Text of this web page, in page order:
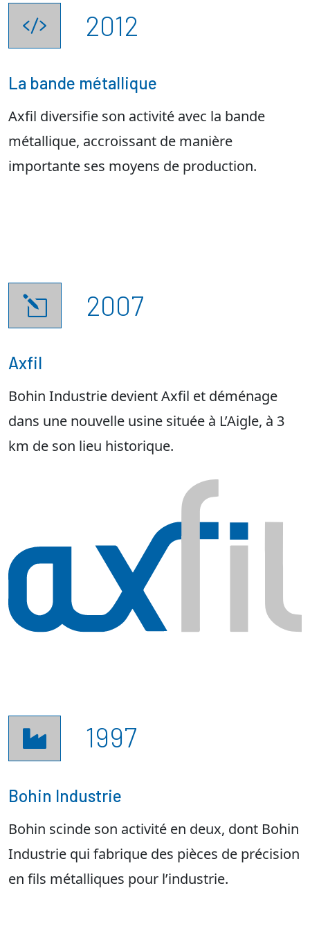
 2012
La bande métallique
Axfil diversifie son activité avec la bande
métallique, accroissant de manière
importante ses moyens de production.
l 2007
Axfil
Bohin Industrie devient Axfil et déménage
dans une nouvelle usine située à L’Aigle, à 3
km de son lieu historique.
 1997
Bohin Industrie
Bohin scinde son activité en deux, dont Bohin
Industrie qui fabrique des pièces de précision
en fils métalliques pour l’industrie.